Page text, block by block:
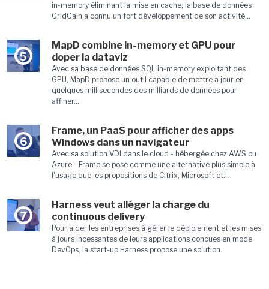
in-memory éliminant la mise en cache, la base de données
GridGain a connu un fort développement de son activité...
5
MapD combine in-memory et GPU pour
doper la dataviz
Avec sa base de données SQL in-memory exploitant des
GPU, MapD propose un outil capable de mettre à jour en
quelques millisecondes des milliards de données pour
affiner...
6
Frame, un PaaS pour afficher des apps
Windows dans un navigateur
Avec sa solution VDI dans le cloud - hébergée chez AWS ou
Azure - Frame se pose comme une alternative plus simple à
l'usage que les propositions de Citrix, Microsoft et...
7
Harness veut alléger la charge du
continuous delivery
Pour aider les entreprises à gérer le déploiement et les mises
à jours incessantes de leurs applications conçues en mode
DevOps, la start-up Harness propose une solution...